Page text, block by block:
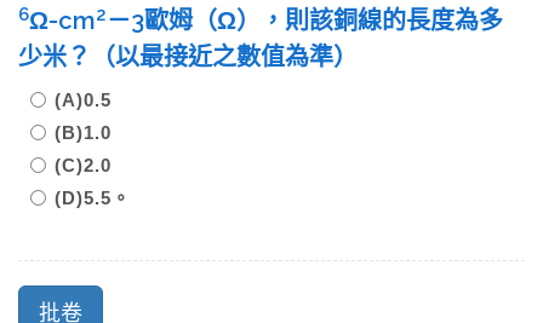
6Ω-cm2－3歐姆（Ω），則該銅線的長度為多
少米？（以最接近之數值為準）
(A)0.5
(B)1.0
(C)2.0
(D)5.5。